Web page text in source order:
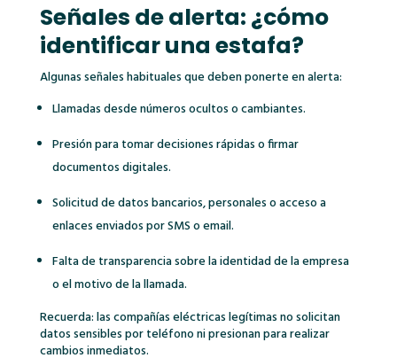
Señales de alerta: ¿cómo
identificar una estafa?
Algunas señales habituales que deben ponerte en alerta:
Llamadas desde números ocultos o cambiantes.
Presión para tomar decisiones rápidas o firmar
documentos digitales.
Solicitud de datos bancarios, personales o acceso a
enlaces enviados por SMS o email.
Falta de transparencia sobre la identidad de la empresa
o el motivo de la llamada.
Recuerda: las compañías eléctricas legítimas no solicitan
datos sensibles por teléfono ni presionan para realizar
cambios inmediatos.